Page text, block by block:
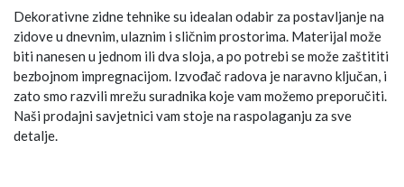
Dekorativne zidne tehnike su idealan odabir za postavljanje na
zidove u dnevnim, ulaznim i sličnim prostorima. Materijal može
biti nanesen u jednom ili dva sloja, a po potrebi se može zaštititi
bezbojnom impregnacijom. Izvođač radova je naravno ključan, i
zato smo razvili mrežu suradnika koje vam možemo preporučiti.
Naši prodajni savjetnici vam stoje na raspolaganju za sve
detalje.